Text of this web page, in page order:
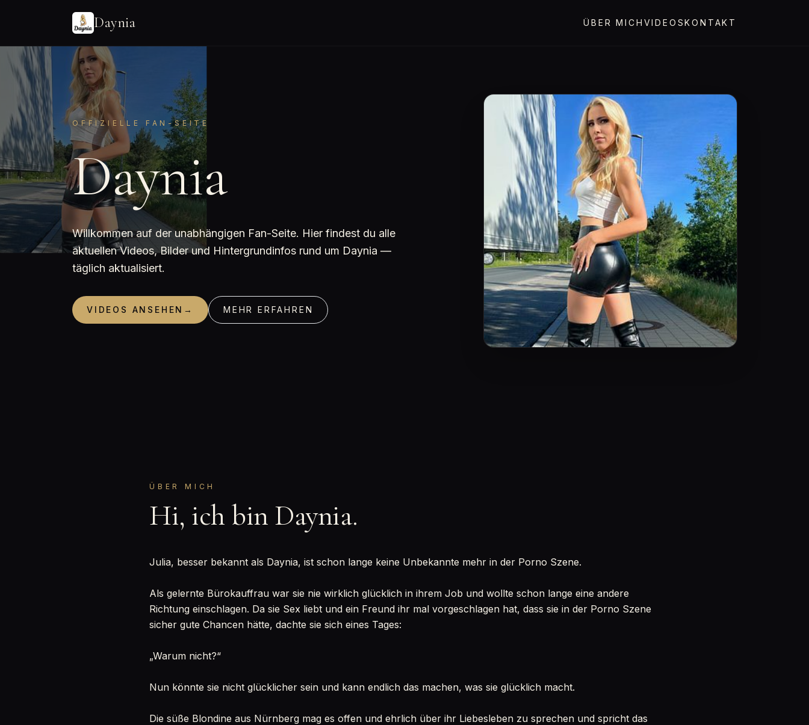
Daynia ÜBER MICH VIDEOSKONTAKT
OFFIZIELLE FAN-SEITE
Daynia
Willkommen auf der unabhängigen Fan-Seite. Hier findest du alle
aktuellen Videos, Bilder und Hintergrundinfos rund um Daynia —
täglich aktualisiert.
VIDEOS ANSEHEN → MEHR ERFAHREN
ÜBER MICH
Hi, ich bin Daynia.
Julia, besser bekannt als Daynia, ist schon lange keine Unbekannte mehr in der Porno Szene.
Als gelernte Bürokauffrau war sie nie wirklich glücklich in ihrem Job und wollte schon lange eine andere
Richtung einschlagen. Da sie Sex liebt und ein Freund ihr mal vorgeschlagen hat, dass sie in der Porno Szene
sicher gute Chancen hätte, dachte sie sich eines Tages:
„Warum nicht?“
Nun könnte sie nicht glücklicher sein und kann endlich das machen, was sie glücklich macht.
Die süße Blondine aus Nürnberg mag es offen und ehrlich über ihr Liebesleben zu sprechen und spricht das